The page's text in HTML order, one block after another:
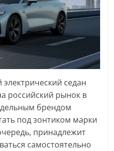
седан
российский рынок в
брендом
под зонтиком марки
принадлежит
самостоятельно